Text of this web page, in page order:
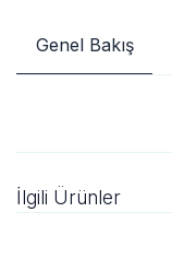
Genel Bakış
İlgili Ürünler